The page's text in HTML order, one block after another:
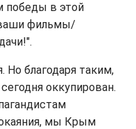
победы в этой
ваши фильмы/
Но благодаря таким,
оккупирован.
мы Крым